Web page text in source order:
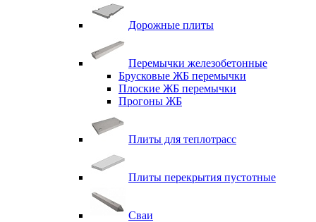
Дорожные плиты
Перемычки железобетонные
Брусковые ЖБ перемычки
Плоские ЖБ перемычки
Прогоны ЖБ
Плиты для теплотрасс
Плиты перекрытия пустотные
Сваи